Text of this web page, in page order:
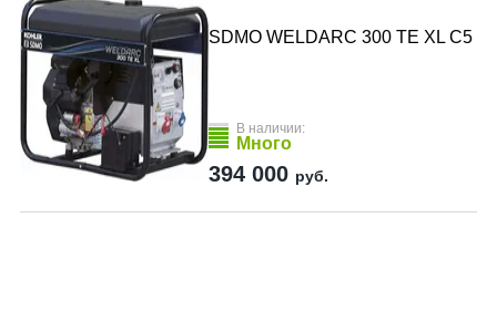
SDMO WELDARC 300 TE XL C5
В наличии:
Много
394 000 руб.